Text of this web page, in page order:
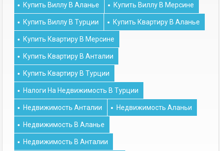
Купить Виллу В Аланье Купить Виллу В Мерсине
Купить Виллу В Турции Купить Квартиру В Аланье
Купить Квартиру В Мерсине
Купить Квартиру В Анталии
Купить Квартиру В Турции
Налоги На Недвижимость В Турции
Недвижимость Анталии Недвижимость Аланьи
Недвижимость В Аланье
Недвижимость В Анталии